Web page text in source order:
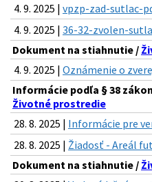
4. 9. 2025 | vpzp-zad-sutlac-
4. 9. 2025 | 36-32-zvolen-
Dokument na stiahnutie /
4. 9. 2025 | Oznámenie o
Informácie podľa § 38
Životné prostredie
28. 8. 2025 | Informácie pre
28. 8. 2025 | Žiadosť - Areál
Dokument na stiahnutie /